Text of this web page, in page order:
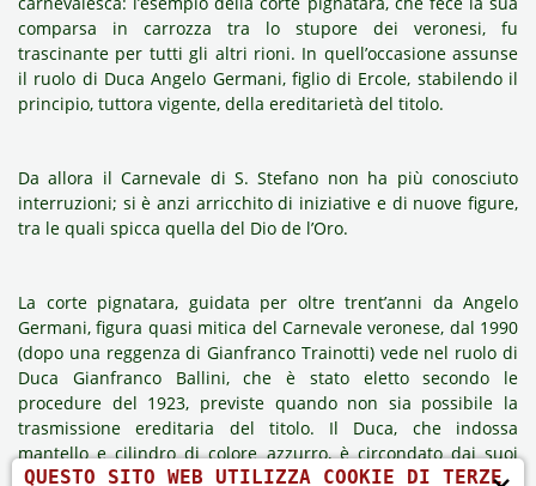
comparsa in carrozza tra lo stupore dei veronesi, fu
trascinante per tutti gli altri rioni. In quell’occasione assunse
il ruolo di Duca Angelo Germani, figlio di Ercole, stabilendo il
principio, tuttora vigente, della ereditarietà del titolo.
Da allora il Carnevale di S. Stefano non ha più conosciuto
interruzioni; si è anzi arricchito di iniziative e di nuove figure,
tra le quali spicca quella del Dio de l’Oro.
La corte pignatara, guidata per oltre trent’anni da Angelo
Germani, figura quasi mitica del Carnevale veronese, dal 1990
(dopo una reggenza diGianfranco Trainotti) vede nel ruolo di
Duca Gianfranco Ballini, che è stato eletto secondo le
procedure del 1923, previste quando non sia possibile la
trasmissione ereditaria del titolo. Il Duca, che indossa
mantello e cilindro di colore azzurro, è circondato dai suoi
dignitari (Gran Ciambellano e Commendatori) e dalle Dame,
QUESTO SITO WEB UTILIZZA COOKIE DI TERZE